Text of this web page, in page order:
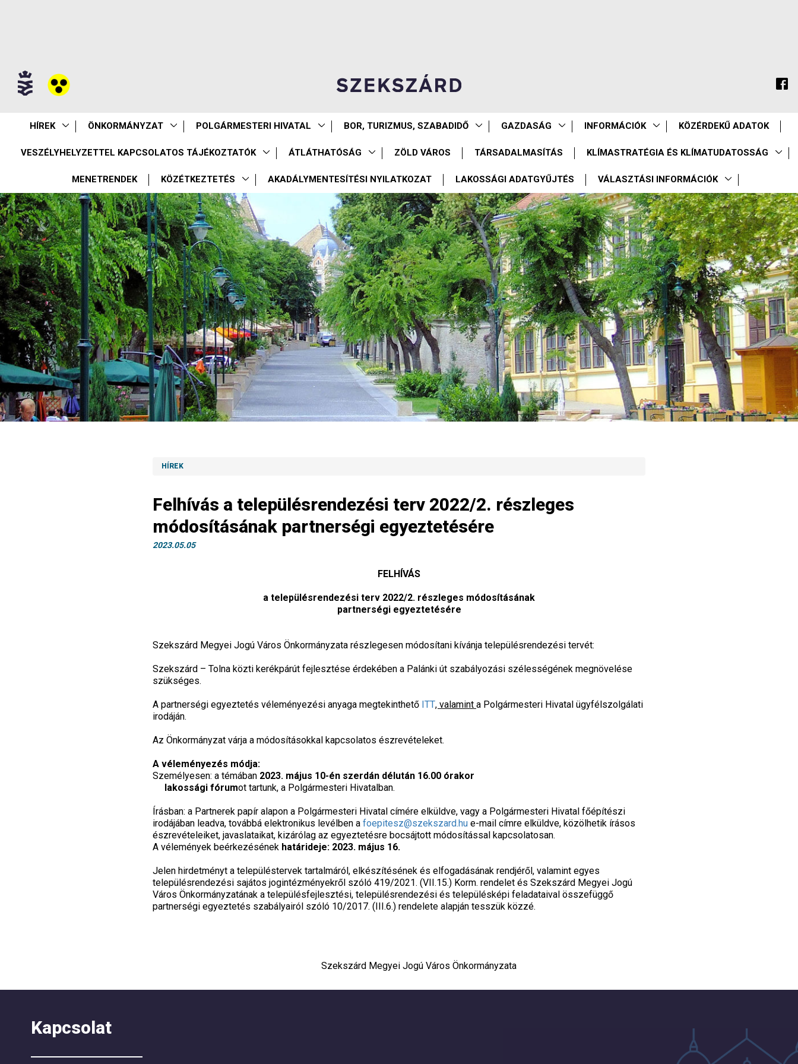
HÍREK ÖNKORMÁNYZAT POLGÁRMESTERI HIVATAL BOR, TURIZMUS, SZABADIDŐ GAZDASÁG INFORMÁCIÓK KÖZÉRDEKŰ ADATOK
VESZÉLYHELYZETTEL KAPCSOLATOS TÁJÉKOZTATÓK ÁTLÁTHATÓSÁG ZÖLD VÁROS TÁRSADALMASÍTÁS KLÍMASTRATÉGIA ÉS KLÍMATUDATOSSÁG
MENETRENDEK KÖZÉTKEZTETÉS AKADÁLYMENTESÍTÉSI NYILATKOZAT LAKOSSÁGI ADATGYŰJTÉS VÁLASZTÁSI INFORMÁCIÓK
HÍREK
Felhívás a településrendezési terv 2022/2. részleges
módosításának partnerségi egyeztetésére
2023.05.05
FELHÍVÁS
a településrendezési terv 2022/2. részleges módosításának
partnerségi egyeztetésére
Szekszárd Megyei Jogú Város Önkormányzata részlegesen módosítani kívánja településrendezési tervét:
Szekszárd – Tolna közti kerékpárút fejlesztése érdekében a Palánki út szabályozási szélességének megnövelése
szükséges.
A partnerségi egyeztetés véleményezési anyaga megtekinthető ITT, valamint a Polgármesteri Hivatal ügyfélszolgálati
irodáján.
Az Önkormányzat várja a módosításokkal kapcsolatos észrevételeket.
A véleményezés módja:
Személyesen: a témában 2023. május 10-én szerdán délután 16.00 órakor
lakossági fórumot tartunk, a Polgármesteri Hivatalban.
Írásban: a Partnerek papír alapon a Polgármesteri Hivatal címére elküldve, vagy a Polgármesteri Hivatal főépítészi
irodájában leadva, továbbá elektronikus levélben a foepitesz@szekszard.hu e-mail címre elküldve, közölhetik írásos
észrevételeiket, javaslataikat, kizárólag az egyeztetésre bocsájtott módosítással kapcsolatosan.
A vélemények beérkezésének határideje: 2023. május 16.
Jelen hirdetményt a településtervek tartalmáról, elkészítésének és elfogadásának rendjéről, valamint egyes
településrendezési sajátos jogintézményekről szóló 419/2021. (VII.15.) Korm. rendelet és Szekszárd Megyei Jogú
Város Önkormányzatának a településfejlesztési, településrendezési és településképi feladataival összefüggő
partnerségi egyeztetés szabályairól szóló 10/2017. (III.6.) rendelete alapján tesszük közzé.
Szekszárd Megyei Jogú Város Önkormányzata
Kapcsolat